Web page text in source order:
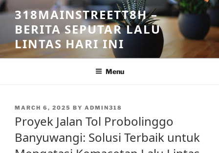
Skip
to
content
318MAINSTREETT8H –
BERITA SEPUTAR LALU
LINTAS HARI INI
Menu
POSTED
MARCH 6, 2025 BY ADMIN318
Proyek Jalan Tol Probolinggo
Banyuwangi: Solusi Terbaik untuk